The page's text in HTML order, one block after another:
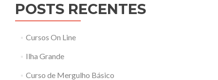
POSTS RECENTES
Cursos On Line
Ilha Grande
Curso de Mergulho Básico